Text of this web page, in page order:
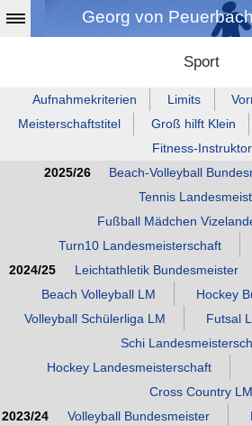
Georg von
Sport
Aufnahmekriterien Limits
Meisterschaftstitel
Groß hilft Klein
Fitness‑Instruktor
2025/26
Beach‑Volleyball
Tennis
Fußball Mädchen
Turn10 Landesmeisterschaft
2024/25
Leichtathletik Bundesmeister
Beach Volleyball LM
Hockey
Volleyball Schülerliga LM
Futsal
Schi
Hockey Landesmeisterschaft
Cross Country LM
2023/24
Volleyball Bundesmeister